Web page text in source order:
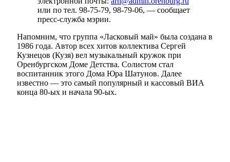
или по тел. 98-75-79, 98-79-06, — сообщает
пресс-служба мэрии.
Напомним, что группа «Ласковый май» была создана в
1986 года. Автор всех хитов коллектива Сергей
Кузнецов (Кузя) вел музыкальный кружок при
Оренбургском Доме Детства. Солистом стал
воспитанник этого Дома Юра Шатунов. Далее
известно — это самый популярный и кассовый ВИА
конца 80-ых и начала 90-ых.